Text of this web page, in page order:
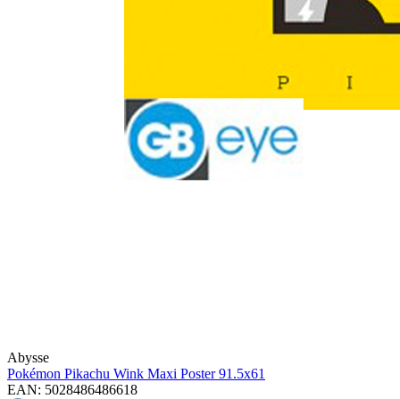
Abysse
Pokémon Pikachu Wink Maxi Poster 91.5x61
EAN: 5028486486618